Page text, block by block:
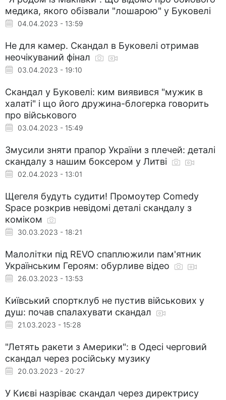
медика, якого обізвали "лошарою" у Буковелі
04.04.2023 - 13:59
Не для камер. Скандал в Буковелі отримав
неочікуваний фінал
03.04.2023 - 19:10
Скандал у Буковелі: ким виявився "мужик в
халаті" і що його дружина-блогерка говорить
про військового
03.04.2023 - 15:49
Змусили зняти прапор України з плечей: деталі
скандалу з нашим боксером у Литві
02.04.2023 - 13:01
Щегеля будуть судити! Промоутер Comedy
Space розкрив невідомі деталі скандалу з
коміком
30.03.2023 - 18:21
Малолітки під REVO спаплюжили пам'ятник
Українським Героям: обурливе відео
26.03.2023 - 13:53
Київський спортклуб не пустив військових у
душ: почав спалахувати скандал
21.03.2023 - 15:28
"Летять ракети з Америки": в Одесі черговий
скандал через російську музику
20.03.2023 - 20:27
У Києві назріває скандал через директрису